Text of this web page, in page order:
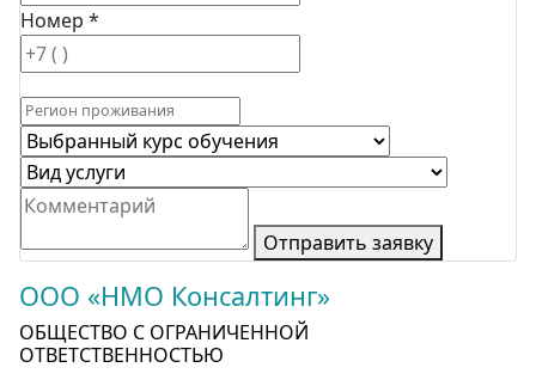
Номер *
Отправить заявку
ООО «НМО Консалтинг»
ОБЩЕСТВО С ОГРАНИЧЕННОЙ
ОТВЕТСТВЕННОСТЬЮ